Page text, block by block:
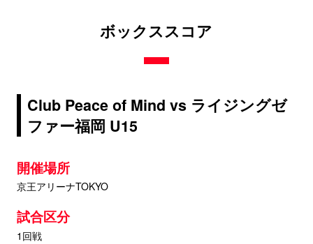
ボックススコア
Club Peace of Mind vs ライジングゼ
ファー福岡 U15
開催場所
京王アリーナTOKYO
試合区分
1回戦